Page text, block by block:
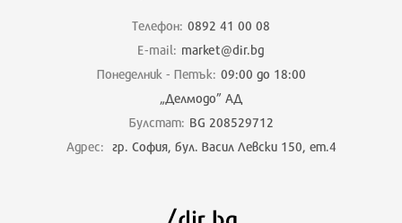
Телефон: 0892 41 00 08
E-mail: market@dir.bg
Понеделник - Петък: 09:00 до 18:00
„Делмодо” АД
Булстат: BG 208529712
Адрес: гр. София, бул. Васил Левски 150, ет.4